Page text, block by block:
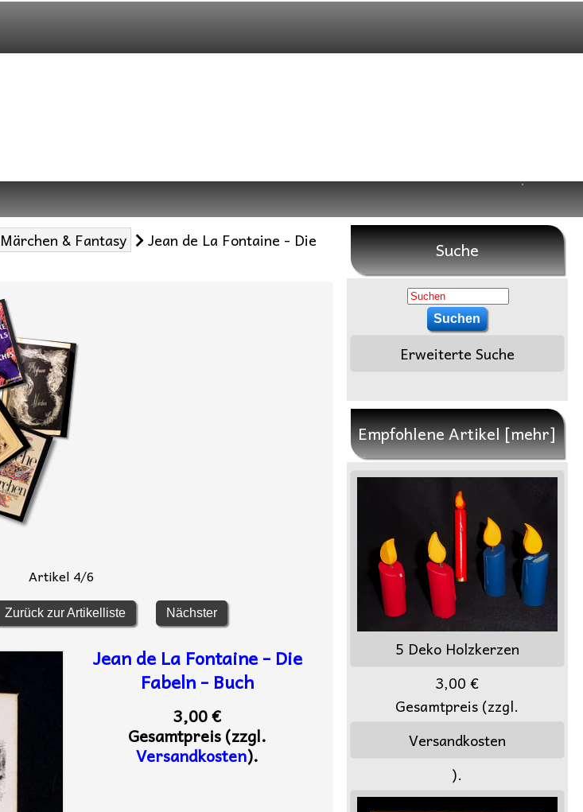
Märchen & Fantasy
Jean de La Fontaine - Die
Artikel 4/6
Zurück zur Artikelliste Nächster
Jean de La Fontaine - Die
Fabeln - Buch
3,00 €
Gesamtpreis (zzgl.
Versandkosten).
Suche
Erweiterte Suche
Empfohlene Artikel [mehr]
5 Deko Holzkerzen
3,00 €
Gesamtpreis (zzgl.
Versandkosten
).